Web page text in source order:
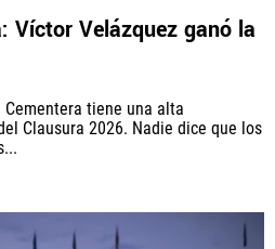
ofertas presentadas en esta página
de juego en la página y en el
no influye en nuestras evaluaciones.
Víctor Velázquez ganó la
tiene una alta
Clausura 2026. Nadie dice que los